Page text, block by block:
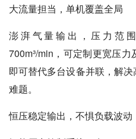
大流量担当，单机覆盖全局
澎湃气量输出，压力范
700m³/min，可定制更宽压
即可替代多台设备并联，解
难题。
恒压稳定输出，不惧负载波动